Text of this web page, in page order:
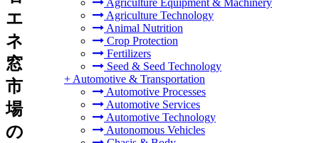
Agriculture Equipment & Machinery
Agriculture Technology
Animal Nutrition
Crop Protection
Fertilizers
Seed & Seed Technology
+ Automotive & Transportation
Automotive Processes
Automotive Services
Automotive Technology
Autonomous Vehicles
エ
ネ
窓
市
場
の